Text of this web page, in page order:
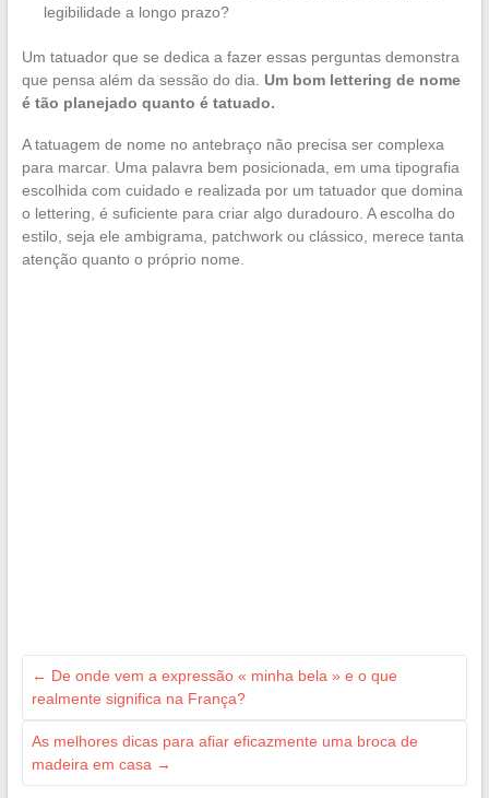
legibilidade a longo prazo?
Um tatuador que se dedica a fazer essas perguntas demonstra
que pensa além da sessão do dia. Um bom lettering de nome
é tão planejado quanto é tatuado.
A tatuagem de nome no antebraço não precisa ser complexa
para marcar. Uma palavra bem posicionada, em uma tipografia
escolhida com cuidado e realizada por um tatuador que domina
o lettering, é suficiente para criar algo duradouro. A escolha do
estilo, seja ele ambigrama, patchwork ou clássico, merece tanta
atenção quanto o próprio nome.
← De onde vem a expressão « minha bela » e o que
realmente significa na França?
As melhores dicas para afiar eficazmente uma broca de
madeira em casa →